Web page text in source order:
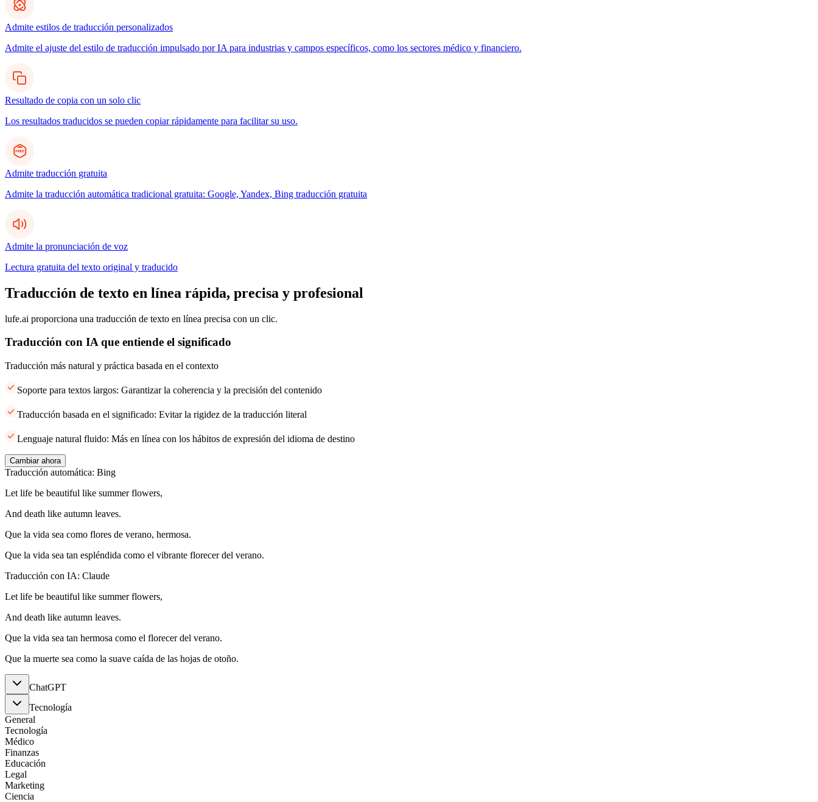
Admite estilos de traducción personalizados
Admite el ajuste del estilo de traducción impulsado por IA para industrias y campos específicos, como los sectores médico y financiero.
Resultado de copia con un solo clic
Los resultados traducidos se pueden copiar rápidamente para facilitar su uso.
Admite traducción gratuita
Admite la traducción automática tradicional gratuita: Google, Yandex, Bing traducción gratuita
Admite la pronunciación de voz
Lectura gratuita del texto original y traducido
Traducción de texto en línea rápida, precisa y profesional
lufe.ai proporciona una traducción de texto en línea precisa con un clic.
Traducción con IA que entiende el significado
Traducción más natural y práctica basada en el contexto
Soporte para textos largos: Garantizar la coherencia y la precisión del contenido
Traducción basada en el significado: Evitar la rigidez de la traducción literal
Lenguaje natural fluido: Más en línea con los hábitos de expresión del idioma de destino
Cambiar ahora
Traducción automática: Bing
Let life be beautiful like summer flowers,
And death like autumn leaves.
Que la vida sea como flores de verano, hermosa.
Que la vida sea tan espléndida como el vibrante florecer del verano.
Traducción con IA: Claude
Let life be beautiful like summer flowers,
And death like autumn leaves.
Que la vida sea tan hermosa como el florecer del verano.
Que la muerte sea como la suave caída de las hojas de otoño.
ChatGPT
Tecnología
General
Tecnología
Médico
Finanzas
Educación
Legal
Marketing
Ciencia